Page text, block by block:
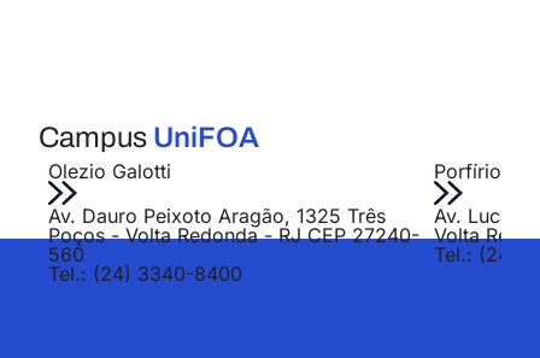
Campus UniFOA
Olezio Galotti
Av. Dauro Peixoto Aragão, 1325 Três
Poços - Volta Redonda - RJ CEP 27240-
560
Tel.: (24) 3340-8400
Porfírio
Av. Lucas
Volta
Tel.: (24)